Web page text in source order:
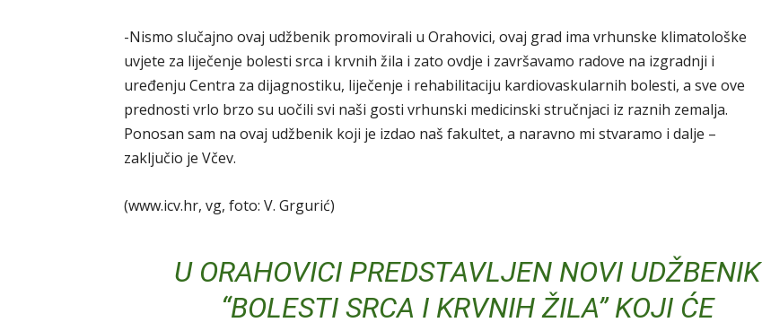
-Nismo slučajno ovaj udžbenik promovirali u Orahovici, ovaj grad ima vrhunske klimatološke
uvjete za liječenje bolesti srca i krvnih žila i zato ovdje i završavamo radove na izgradnji i
uređenju Centra za dijagnostiku, liječenje i rehabilitaciju kardiovaskularnih bolesti, a sve ove
prednosti vrlo brzo su uočili svi naši gosti vrhunski medicinski stručnjaci iz raznih zemalja.
Ponosan sam na ovaj udžbenik koji je izdao naš fakultet, a naravno mi stvaramo i dalje –
zaključio je Včev.
(www.icv.hr, vg, foto: V. Grgurić)
U ORAHOVICI PREDSTAVLJEN NOVI UDŽBENIK
“BOLESTI SRCA I KRVNIH ŽILA” KOJI ĆE